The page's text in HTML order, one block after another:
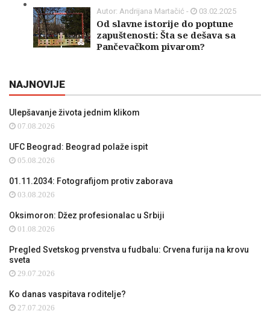
Autor: Andrijana Martačić - 03.02.2025
Od slavne istorije do poptune
zapuštenosti: Šta se dešava sa
Pančevačkom pivarom?
NAJNOVIJE
Ulepšavanje života jednim klikom
07.08.2026
UFC Beograd: Beograd polaže ispit
05.08.2026
01.11.2034: Fotografijom protiv zaborava
03.08.2026
Oksimoron: Džez profesionalac u Srbiji
01.08.2026
Pregled Svetskog prvenstva u fudbalu: Crvena furija na krovu
sveta
29.07.2026
Ko danas vaspitava roditelje?
27.07.2026